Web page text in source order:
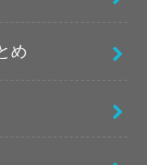
め